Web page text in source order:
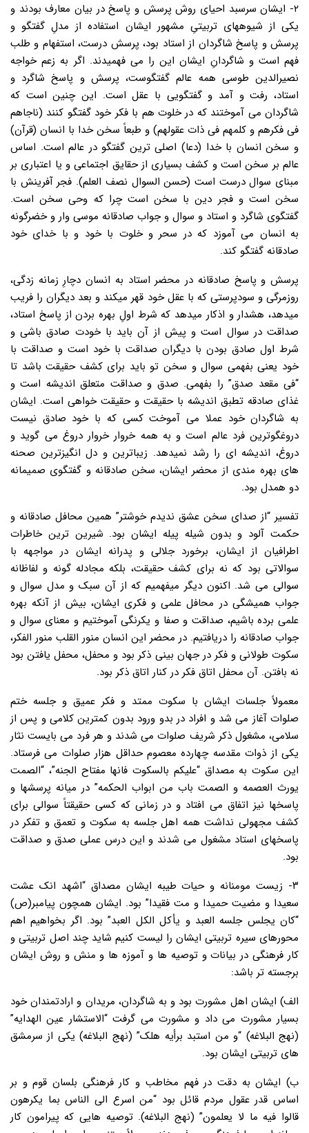
۲- ایشان سرسبد احیای روش پرسش و پاسخ در بیان معارف بودند و
یکی از شیوههای تربیتیِ مشهور ایشان استفاده از مدلِ گفتگو و
پرسش و پاسخ شاگردان از استاد بود، پرسش درست، استفهام و طلب
فهم است و شاگردانِ ایشان این را می فهمیدند. اگر به زعم خواجه
نصیرالدین طوسی همه عالم گفتگوست، پرسش و پاسخ شاگرد و
استاد، رفت و آمد و گفتگویی با عقل است. این چنین است که
شاگردان می آموختند که در خلوت هم با فکر خود گفتگو کنند (ناجاهم
فی فکرهم و کلمهم فی ذات عقولهم) و طبعاً سخن خدا با انسان (قرآن)
و سخن انسان با خدا (دعا) اصلی ترین گفتگو در عالم است. اساس
عالم بر سخن است و کشف بسیاری از حقایق اجتماعی و یا اعتباری بر
مبنای سوال درست است (حسن السوال نصف العلم). فجر آفرینش با
سخن است و فجر دین با سخن است چرا که وحی سخن است.
گفتگوی شاگرد و استاد و سوال و جواب صادقانه موسی وار و خضرگونه
به انسان می آموزد که در سحر و خلوت با خود و با خدای خود
صادقانه گفتگو کند.
پرسش و پاسخ صادقانه در محضر استاد به انسان دچارِ زمانه زدگی،
روزمرگی و سودپرستی که با عقل خود قهر میکند و بعد دیگران را فریب
میدهد، هشدار و اذکار میدهد که شرط اولِ بهره بردن از پاسخ استاد،
صداقت در سوال است و پیش از آن باید با خودت صادق باشی و
شرط اول صادق بودن با دیگران صداقت با خود است و صداقت با
خود یعنی بفهمی سوال و سخن تو باید برای کشف حقیقت باشد تا
“فی مقعد صدق” را بفهمی. صدق و صداقت متعلق اندیشه است و
غذای صادقه تطبق اندیشه با حقیقت و حقیقت خواهی است. ایشان
به شاگردان خود عملا می آموخت کسی که با خود صادق نیست
دروغگوترین فرد عالم است و به همه خروار خروار دروغ می گوید و
دروغ، اندیشه ای را رشد نمیدهد. زیباترین و دل انگیزترین صحنه
های بهره مندی از محضر ایشان، سخن صادقانه و گفتگوی صمیمانه
دو همدل بود.
تفسیر “از صدای سخن عشق ندیدم خوشتر” همین محافل صادقانه و
حکمت آلود و بدون شیله پیله ایشان بود. شیرین ترین خاطرات
اطرافیان از ایشان، برخورد جلالی و پدرانه ایشان در مواجهه با
سوالاتی بود که نه برای کشف حقیقت، بلکه مجادله گونه و لفاظانه
سوالی می شد. اکنون دیگر میفهمیم که از آن سبک و مدل سوال و
جواب همیشگی در محافل علمی و فکری ایشان، بیش از آنکه بهره
علمی برده باشیم، صداقت و صفا و یکرنگی آموختیم و معنای سوال و
جواب صادقانه را دریافتیم. در محضر این انسان منور القلب منور الفکر،
سکوت طولانی و فکر در جهان بینی ذکر بود و محفل، محفل یافتن بود
نه بافتن. آن محفل اتاق فکر در کنار اتاق ذکر بود.
معمولاً جلسات ایشان با سکوت ممتد و فکر عمیق و جلسه ختم
صلوات آغاز می شد و افراد در بدو ورود بدون کمترین کلامی و پس از
سلامی، مشغول ذکر شریف صلوات می شدند و هر فرد می بایست نثار
یکی از ذوات مقدسه چهارده معصوم حداقل هزار صلوات می فرستاد.
این سکوت به مصداق “علیکم بالسکوت فانها مفتاح الجنه”، “الصمت
یورث العصمه و الصمت باب من ابواب الحکمه” در میانه پرسشها و
پاسخها نیز اتفاق می افتاد و در زمانی که کسی حقیقتاً سوالی برای
کشف مجهولی نداشت همه اهل جلسه به سکوت و تعمق و تفکر در
پاسخهای استاد مشغول می شدند و این درس عملی صدق و صداقت
بود.
۳- زیست مومنانه و حیات طیبه ایشان مصداق “اشهد انک عشت
سعیدا و مضیت حمیدا و مت فقیدا” بود. ایشان همچون پیامبر(ص)
“کان یجلس جلسه العبد و یأکل الکل العبد” بود. اگر بخواهیم اهم
محورهای سیره تربیتی ایشان را لیست کنیم شاید چند اصل تربیتی و
کار فرهنگی در بیانات و توصیه ها و آموزه ها و منش و روش ایشان
برجسته تر باشد:
الف) ایشان اهل مشورت بود و به شاگردان، مریدان و ارادتمندان خود
بسیار مشورت می داد و مشورت می گرفت “الاستشار عین الهدایه”
(نهج البلاغه) “و من استبد برأیه هلک” (نهج البلاغه) یکی از سرمشق
های تربیتی ایشان بود.
ب) ایشان به دقت در فهم مخاطب و کار فرهنگی بلسان قوم و بر
اساس قدر عقول مردم قائل بود “من اسرع الی الناس بما یکرهون
قالوا فیه ما لا یعلمون” (نهج البلاغه). توصیه هایی که پیرامون کار